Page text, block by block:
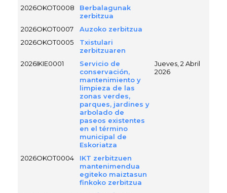
2026OKOT0008
Berbalagunak
zerbitzua
2026OKOT0007
Auzoko zerbitzua
2026OKOT0005
Txistulari
zerbitzuaren
2026IKIE0001
Servicio de
conservación,
mantenimiento y
limpieza de las
zonas verdes,
parques, jardines y
arbolado de
paseos existentes
en el término
municipal de
Eskoriatza
Jueves, 2 Abril
2026
2026OKOT0004
IKT zerbitzuen
mantenimendua
egiteko maiztasun
finkoko zerbitzua